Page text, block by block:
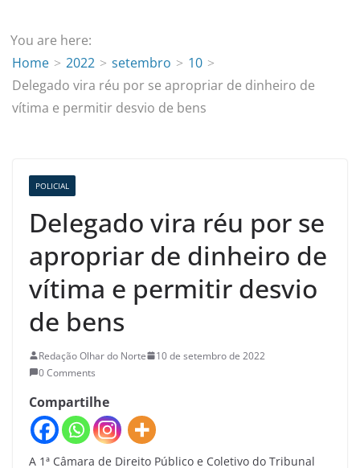
You are here:
Home
2022 setembro
10
Delegado vira réu por se apropriar de dinheiro de
vítima e permitir desvio de bens
POLICIAL
Delegado vira réu por se
apropriar de dinheiro de
vítima e permitir desvio
de bens
Redação Olhar do Norte
10 de setembro de 2022
0 Comments
Compartilhe
A 1ª Câmara de Direito Público e Coletivo do Tribunal